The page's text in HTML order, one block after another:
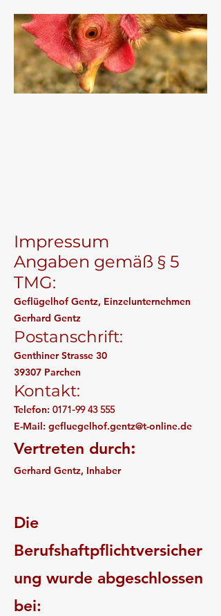
Impressum
Angaben gemäß § 5
TMG:
Geflügelhof Gentz, Einzelunternehmen
Gerhard Gentz
Postanschrift:
Genthiner Strasse 30
39307 Parchen
Kontakt:
Telefon: 0171-99 43 555
E-Mail: gefluegelhof.gentz@t-online.de
Vertreten durch:
Gerhard Gentz, Inhaber
Die
Berufshaftpflichtversicher
ung wurde abgeschlossen
bei: